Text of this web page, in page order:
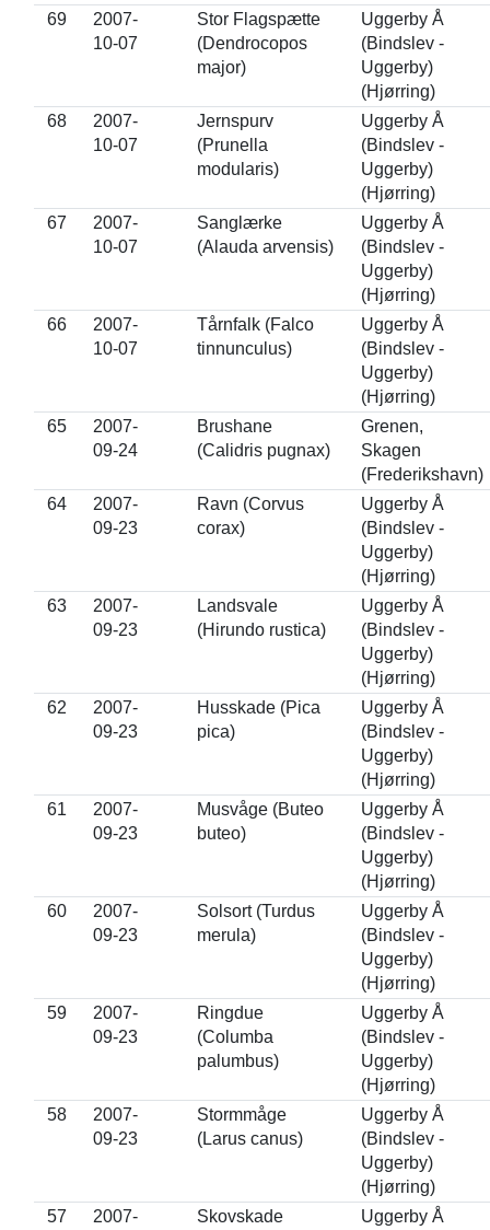
69
2007-
10-07
Stor Flagspætte
(Dendrocopos
major)
Uggerby Å
(Bindslev -
Uggerby)
(Hjørring)
68
2007-
10-07
Jernspurv
(Prunella
modularis)
Uggerby Å
(Bindslev -
Uggerby)
(Hjørring)
67
2007-
10-07
Sanglærke
(Alauda arvensis)
Uggerby Å
(Bindslev -
Uggerby)
(Hjørring)
66
2007-
10-07
Tårnfalk (Falco
tinnunculus)
Uggerby Å
(Bindslev -
Uggerby)
(Hjørring)
65
2007-
09-24
Brushane
(Calidris pugnax)
Grenen,
Skagen
(Frederikshavn)
64
2007-
09-23
Ravn (Corvus
corax)
Uggerby Å
(Bindslev -
Uggerby)
(Hjørring)
63
2007-
09-23
Landsvale
(Hirundo rustica)
Uggerby Å
(Bindslev -
Uggerby)
(Hjørring)
62
2007-
09-23
Husskade (Pica
pica)
Uggerby Å
(Bindslev -
Uggerby)
(Hjørring)
61
2007-
09-23
Musvåge (Buteo
buteo)
Uggerby Å
(Bindslev -
Uggerby)
(Hjørring)
60
2007-
09-23
Solsort (Turdus
merula)
Uggerby Å
(Bindslev -
Uggerby)
(Hjørring)
59
2007-
09-23
Ringdue
(Columba
palumbus)
Uggerby Å
(Bindslev -
Uggerby)
(Hjørring)
58
2007-
09-23
Stormmåge
(Larus canus)
Uggerby Å
(Bindslev -
Uggerby)
(Hjørring)
57
2007- Skovskade Uggerby Å